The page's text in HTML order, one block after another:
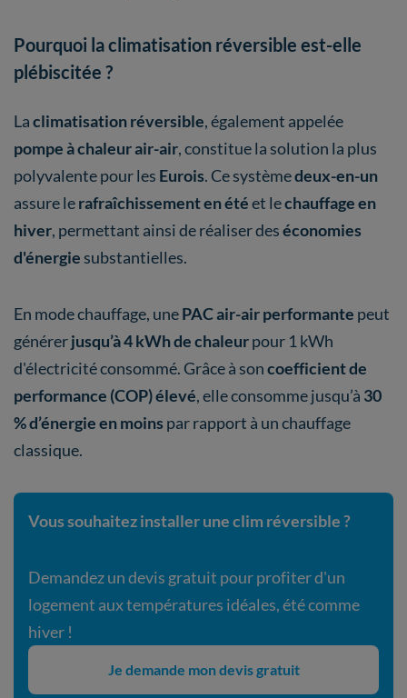
Pourquoi la climatisation réversible est-elle
plébiscitée ?
Laclimatisation réversible, également appelée
pompe à chaleur air-air, constitue la solution la plus
polyvalente pour les Eurois. Ce systèmedeux-en-un
assure lerafraîchissement en étéet lechauffage en
hiver, permettant ainsi de réaliser deséconomies
d'énergie substantielles.
En mode chauffage, unePAC air-air performante peut
générerjusqu’à 4 kWh de chaleurpour 1 kWh
d'électricité consommé. Grâce à soncoefficient de
performance (COP) élevé, elle consomme jusqu’à 30
% d’énergie en moins par rapport à un chauffage
classique.
Vous souhaitez installer une clim réversible ?
Demandez un devis gratuit pour profiter d'un
logement aux températures idéales, été comme
hiver !
Je demande mon devis gratuit